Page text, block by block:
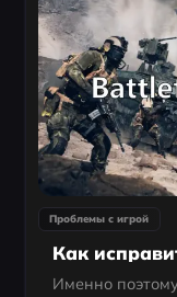
Проблемы с игрой
Как
Именно